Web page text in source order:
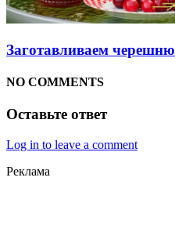
Заготавливаем черешню
NO COMMENTS
Оставьте ответ
Log in to leave a comment
Реклама